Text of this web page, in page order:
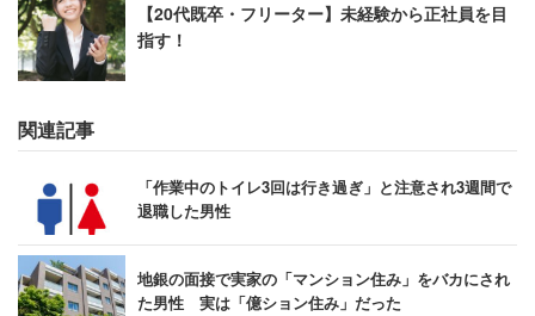
【20代既卒・フリーター】未経験から正社員を目
指す！
関連記事
「作業中のトイレ3回は行き過ぎ」と注意され3週間で
退職した男性
地銀の面接で実家の「マンション住み」をバカにされ
た男性 実は「億ション住み」だった